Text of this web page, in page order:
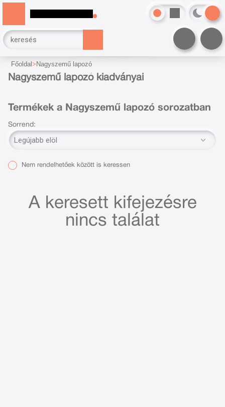
Főoldal Nagyszemű lapozó
Nagyszemű lapozó kiadványai
Termékek a Nagyszemű lapozó sorozatban
Sorrend:
Nem rendelhetőek között is keressen
A keresett kifejezésre
nincs találat